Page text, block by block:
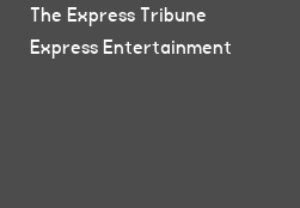
The Express Tribune
Express Entertainment